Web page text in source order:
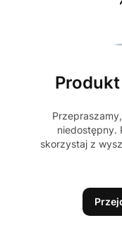
niedostępny.
skorzystaj z